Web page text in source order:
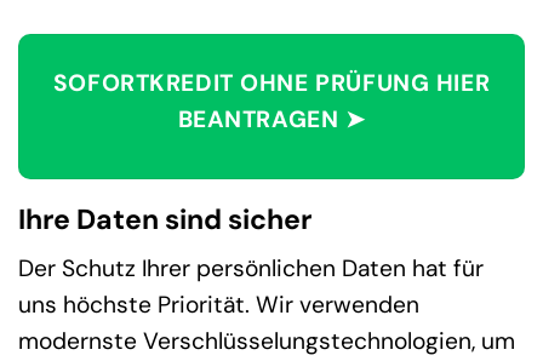
SOFORTKREDIT OHNE PRÜFUNG HIER
BEANTRAGEN ➤
Ihre Daten sind sicher
Der Schutz Ihrer persönlichen Daten hat für
uns höchste Priorität. Wir verwenden
modernste Verschlüsselungstechnologien, um